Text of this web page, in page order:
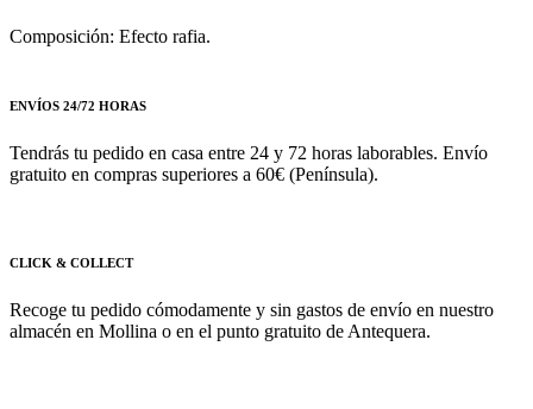
Composición: Efecto rafia.
ENVÍOS 24/72 HORAS
Tendrás tu pedido en casa entre 24 y 72 horas laborables. Envío
gratuito en compras superiores a 60€ (Península).
CLICK & COLLECT
Recoge tu pedido cómodamente y sin gastos de envío en nuestro
almacén en Mollina o en el punto gratuito de Antequera.